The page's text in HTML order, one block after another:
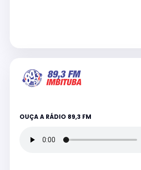
OUÇA A RÁDIO 89,3 FM